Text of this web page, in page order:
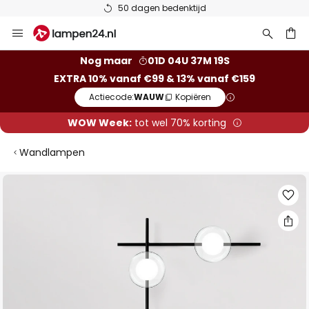
50 dagen bedenktijd
naar
Nog maar
01D 04U 37M 18S
EXTRA 10% vanaf €99 & 13% vanaf €159
Actiecode:WAUW Kopiëren
WOW Week:tot wel 70% korting
Wandlampen
Ga